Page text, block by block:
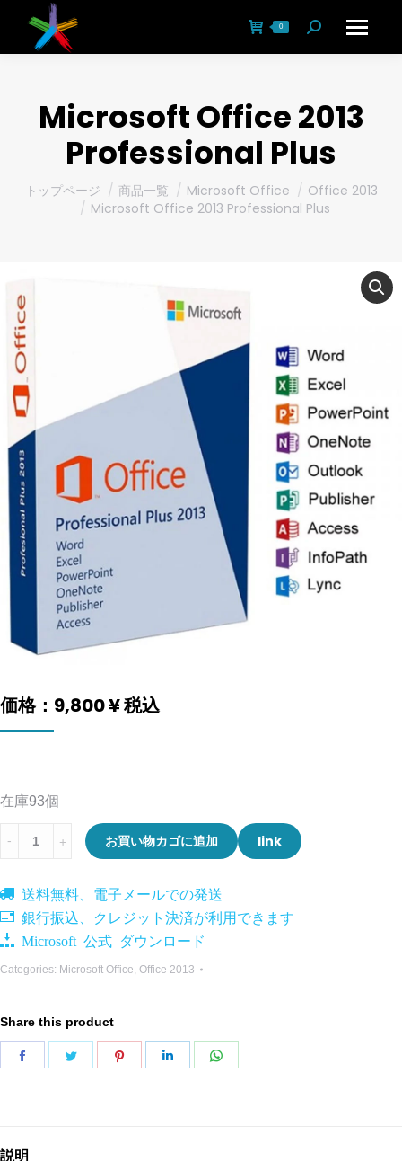
0 Search:
Microsoft Office 2013
Professional Plus
You are here:
トップページ 商品一覧 Microsoft Office
Office 2013
Microsoft Office 2013 Professional Plus
価格： 9,800¥税込
在庫93個
Microsoft
2013
Professional
Plus
お買い物カゴに追加 link
送料無料、電子メールでの発送
銀行振込、クレジット決済が利用できます
Microsoft 公式 ダウンロード
Categories: Microsoft Office, Office 2013
Share this product
Share
Share
Share
Share
説明